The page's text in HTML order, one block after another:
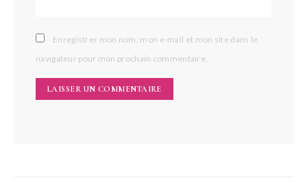
Enregistrer mon nom, mon e-mail et mon site dans le
navigateur pour mon prochain commentaire.